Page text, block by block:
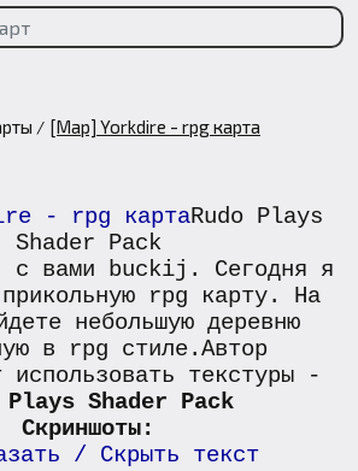
[Map] Yorkdire - rpg карта
Rudo Plays
Shader Pack
с вами buckij. Сегодня я
rpg карту. На
небольшую деревню
в rpg стиле.Автор
использовать текстуры -
Plays Shader Pack
Скриншоты:
/ Скрыть текст